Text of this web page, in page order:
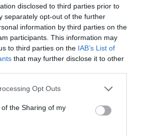
disclosed to third parties prior to
separately opt-out of the further
information by third parties on the
participants. This information may
to third parties on the IAB’s List of
that may further disclose it to other
Opt Outs
the Sharing of my